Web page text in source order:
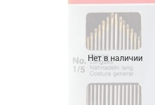
Нет в наличии